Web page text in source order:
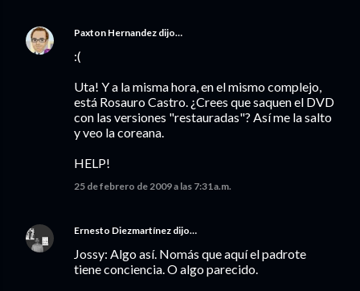
Paxton Hernandez dijo…
:(
Uta! Y a la misma hora, en el mismo complejo,
está Rosauro Castro. ¿Crees que saquen el DVD
con las versiones "restauradas"? Así me la salto
y veo la coreana.
HELP!
25 de febrero de 2009 a las 7:31 a.m.
Ernesto Diezmartínez dijo…
Jossy: Algo así. Nomás que aquí el padrote
tiene conciencia. O algo parecido.